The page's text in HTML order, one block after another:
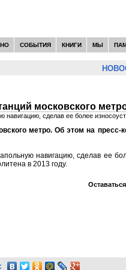
СОБЫТИЯ КНИГИ МЫ
московского
сделав ее более
метро. Об этом на пресс-
навигацию, сделав ее
в 2013 году.